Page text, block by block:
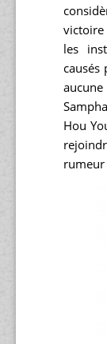
victoire
les
causés
Hou
rumeur